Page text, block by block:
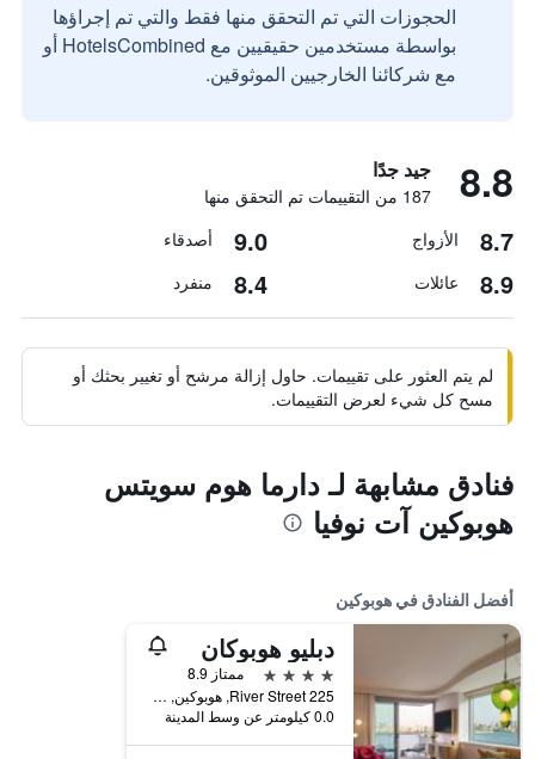
الحجوزات التي تم التحقق منها فقط والتي تم إجراؤها
بواسطة مستخدمين حقيقيين مع HotelsCombined أو
مع شركائنا الخارجيين الموثوقين.
8.8 جيد جدًا
187 من التقييمات تم التحقق منها
8.7 الأزواج 9.0 أصدقاء
8.9 عائلات 8.4 منفرد
لم يتم العثور على تقييمات. حاول إزالة مرشح أو تغيير بحثك أو
مسح كل شيء لعرض التقييمات.
فنادق مشابهة لـ دارما هوم سويتس
هوبوكين آت نوفيا
أفضل الفنادق في هوبوكين
دبليو هوبوكان
4 نجوم
ممتاز 8.9
225 River Street, هوبوكين, NJ, الولايات المتحدة الأميريكية
0.0 كيلومتر عن وسط المدينة